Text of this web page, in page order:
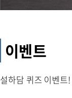
이벤트
설하담 퀴즈 이벤트!